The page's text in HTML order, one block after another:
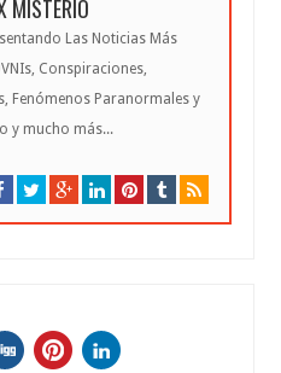
MISTERIO
Las Noticias Más
Conspiraciones,
Fenómenos Paranormales y
y mucho más...